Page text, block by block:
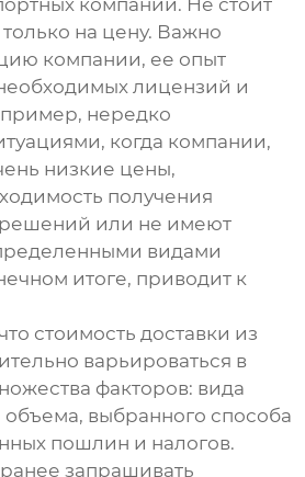
компаний. Не стоит
на цену. Важно
компании, ее опыт
лицензий и
нередко
когда компании,
низкие цены,
получения
или не имеют
видами
итоге, приводит к
стоимостьдоставки из
варьироваться в
факторов: вида
объема, выбранного способа
пошлин и налогов.
запрашивать